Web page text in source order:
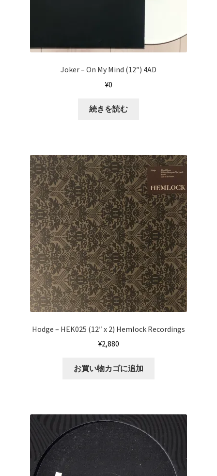
Joker – On My Mind (12″) 4AD
¥0
続きを読む
Hodge – HEK025 (12″ x 2) Hemlock Recordings
¥2,880
お買い物カゴに追加